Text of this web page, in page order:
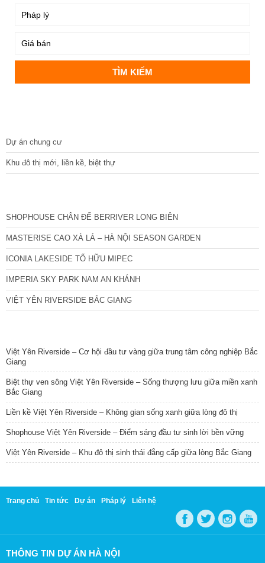
Dự án chung cư
Khu đô thị mới, liền kề, biệt thự
SHOPHOUSE CHÂN ĐẾ BERRIVER LONG BIÊN
MASTERISE CAO XÀ LÁ – HÀ NỘI SEASON GARDEN
ICONIA LAKESIDE TỐ HỮU MIPEC
IMPERIA SKY PARK NAM AN KHÁNH
VIỆT YÊN RIVERSIDE BẮC GIANG
Việt Yên Riverside – Cơ hội đầu tư vàng giữa trung tâm công nghiệp Bắc
Giang
Biệt thự ven sông Việt Yên Riverside – Sống thượng lưu giữa miền xanh
Bắc Giang
Liền kề Việt Yên Riverside – Không gian sống xanh giữa lòng đô thị
Shophouse Việt Yên Riverside – Điểm sáng đầu tư sinh lời bền vững
Việt Yên Riverside – Khu đô thị sinh thái đẳng cấp giữa lòng Bắc Giang
Trang chủ Tin tức Dự án Pháp lý Liên hệ
THÔNG TIN DỰ ÁN HÀ NỘI